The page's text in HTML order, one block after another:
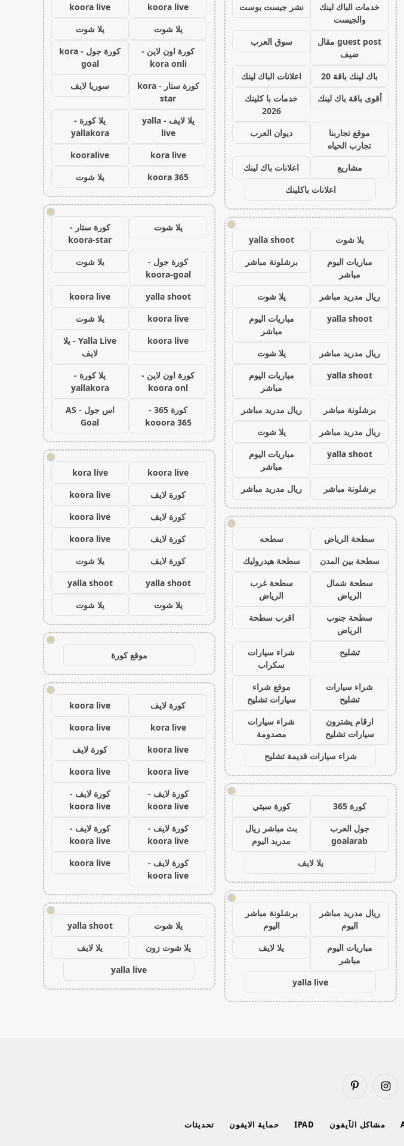
خدمات الباك لينك
والجيست
نشر جيست بوست
guest post مقال
ضيف
سوق العرب
باك لينك باقة 20
اعلانات الباك لينك
أقوى باقة باك لينك
خدمات با كلينك
2026
موقع تجاربنا
تجارب الحياه
ديوان العرب
مشاريع
اعلانات باك لينك
اعلانات باكلينك
!
يلا شوت
yalla shoot
مباريات اليوم
مباشر
برشلونة مباشر
ريال مدريد مباشر
يلا شوت
yalla shoot
مباريات اليوم
مباشر
ريال مدريد مباشر
يلا شوت
yalla shoot
مباريات اليوم
مباشر
برشلونة مباشر
ريال مدريد مباشر
ريال مدريد مباشر
يلا شوت
yalla shoot
مباريات اليوم
مباشر
برشلونة مباشر
ريال مدريد مباشر
!
سطحة الرياض
سطحه
سطحة بين المدن
سطحة هيدروليك
سطحة شمال
الرياض
سطحة غرب
الرياض
سطحة جنوب
الرياض
اقرب سطحة
تشليح
شراء سيارات
سكراب
شراء سيارات
تشليح
موقع شراء
سيارات تشليح
ارقام يشترون
سيارات تشليح
شراء سيارات
مصدومة
شراء سيارات قديمة تشليح
!
كورة 365
كورة سيتي
جول العرب
goalarab
بث مباشر ريال
مدريد اليوم
يلا لايف
!
ريال مدريد مباشر
اليوم
برشلونة مباشر
اليوم
مباريات اليوم
مباشر
يلا لايف
yalla live
koora live
koora live
يلا شوت
يلا شوت
كورة اون لاين -
kora onli
كورة جول - kora
goal
كورة ستار - kora
star
سوريا لايف
يلا لايف - yalla
live
يلا كورة -
yallakora
kora live
kooralive
koora 365
يلا شوت
!
يلا شوت
كورة ستار -
koora-star
كورة جول -
koora-goal
يلا شوت
yalla shoot
koora live
koora live
يلا شوت
koora live
Yalla Live - يلا
لايف
كورة اون لاين -
koora onl
يلا كورة -
yallakora
كورة 365 -
kooora 365
اس جول - AS
Goal
!
koora live
kora live
كورة لايف
koora live
كورة لايف
koora live
كورة لايف
koora live
كورة لايف
يلا شوت
yalla shoot
yalla shoot
يلا شوت
يلا شوت
!
موقع كورة
!
كورة لايف
koora live
kora live
koora live
koora live
كورة لايف
koora live
koora live
كورة لايف -
koora live
كورة لايف -
koora live
كورة لايف -
koora live
كورة لايف -
koora live
كورة لايف -
koora live
koora live
!
يلا شوت
yalla shoot
يلا شوت زون
يلا لايف
yalla live
الانستغرامبينتيريست
مشاكل الآيفون IPAD حماية الايفون تحديثات